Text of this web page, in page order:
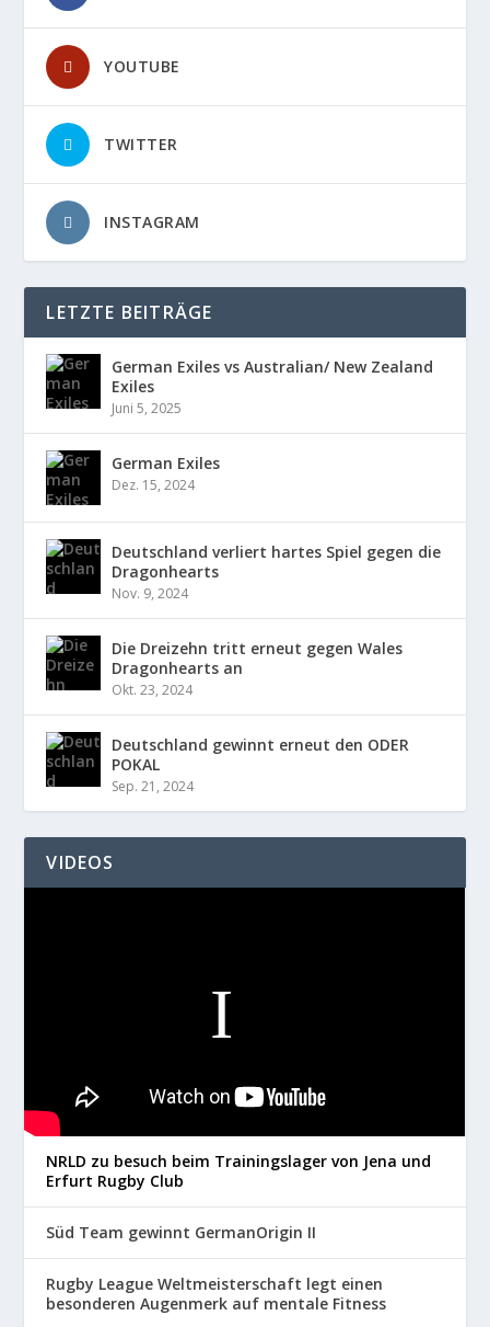
YOUTUBE
TWITTER
INSTAGRAM
LETZTE BEITRÄGE
German Exiles vs Australian/ New Zealand
Exiles
Juni 5, 2025
German Exiles
Dez. 15, 2024
Deutschland verliert hartes Spiel gegen die
Dragonhearts
Nov. 9, 2024
Die Dreizehn tritt erneut gegen Wales
Dragonhearts an
Okt. 23, 2024
Deutschland gewinnt erneut den ODER
POKAL
Sep. 21, 2024
VIDEOS
NRLD zu besuch beim Trainingslager von Jena und
Erfurt Rugby Club
Süd Team gewinnt GermanOrigin II
Rugby League Weltmeisterschaft legt einen
besonderen Augenmerk auf mentale Fitness